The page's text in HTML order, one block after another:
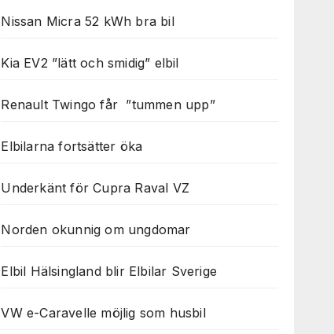
Nissan Micra 52 kWh bra bil
Kia EV2 ”lätt och smidig” elbil
Renault Twingo får ”tummen upp”
Elbilarna fortsätter öka
Underkänt för Cupra Raval VZ
Norden okunnig om ungdomar
Elbil Hälsingland blir Elbilar Sverige
VW e-Caravelle möjlig som husbil